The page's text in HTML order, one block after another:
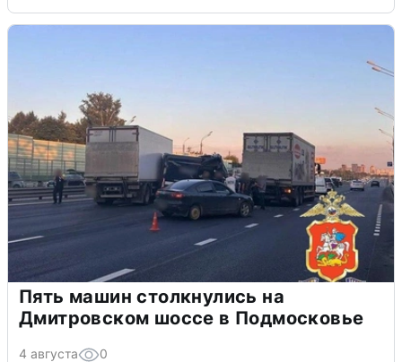
Пять машин столкнулись на
Дмитровском шоссе в Подмосковье
4 августа 0